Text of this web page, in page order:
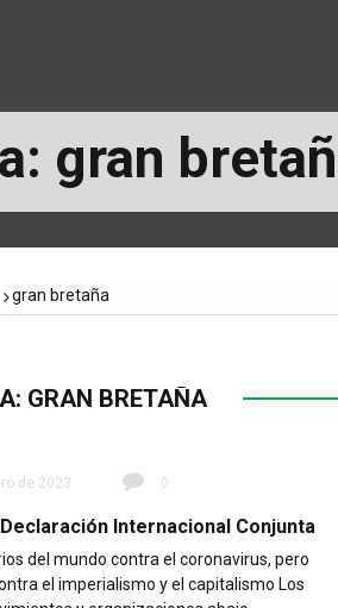
gran
gran bretaña
GRAN BRETAÑA
de 2023 0
Declaración Internacional Conjunta
del mundo contra el coronavirus, pero
el imperialismo y el capitalismo Los